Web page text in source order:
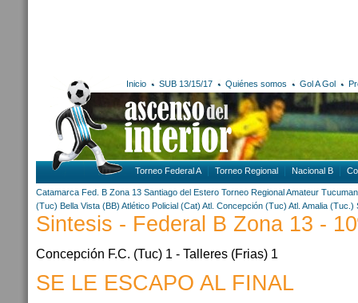
Inicio SUB 13/15/17 Quiénes somos Gol A Gol
Torneo Federal A Torneo Regional Nacional B
Catamarca Fed. B Zona 13 Santiago del Estero Torneo Regional Amateur Tucuman
(Tuc) Bella Vista (BB) Atlético Policial (Cat) Atl. Concepción (Tuc) Atl. Amalia (Tuc.)
Sintesis - Federal B Zona 13 -
Concepción F.C. (Tuc) 1 - Talleres (Frias) 1
SE LE ESCAPO AL FINAL